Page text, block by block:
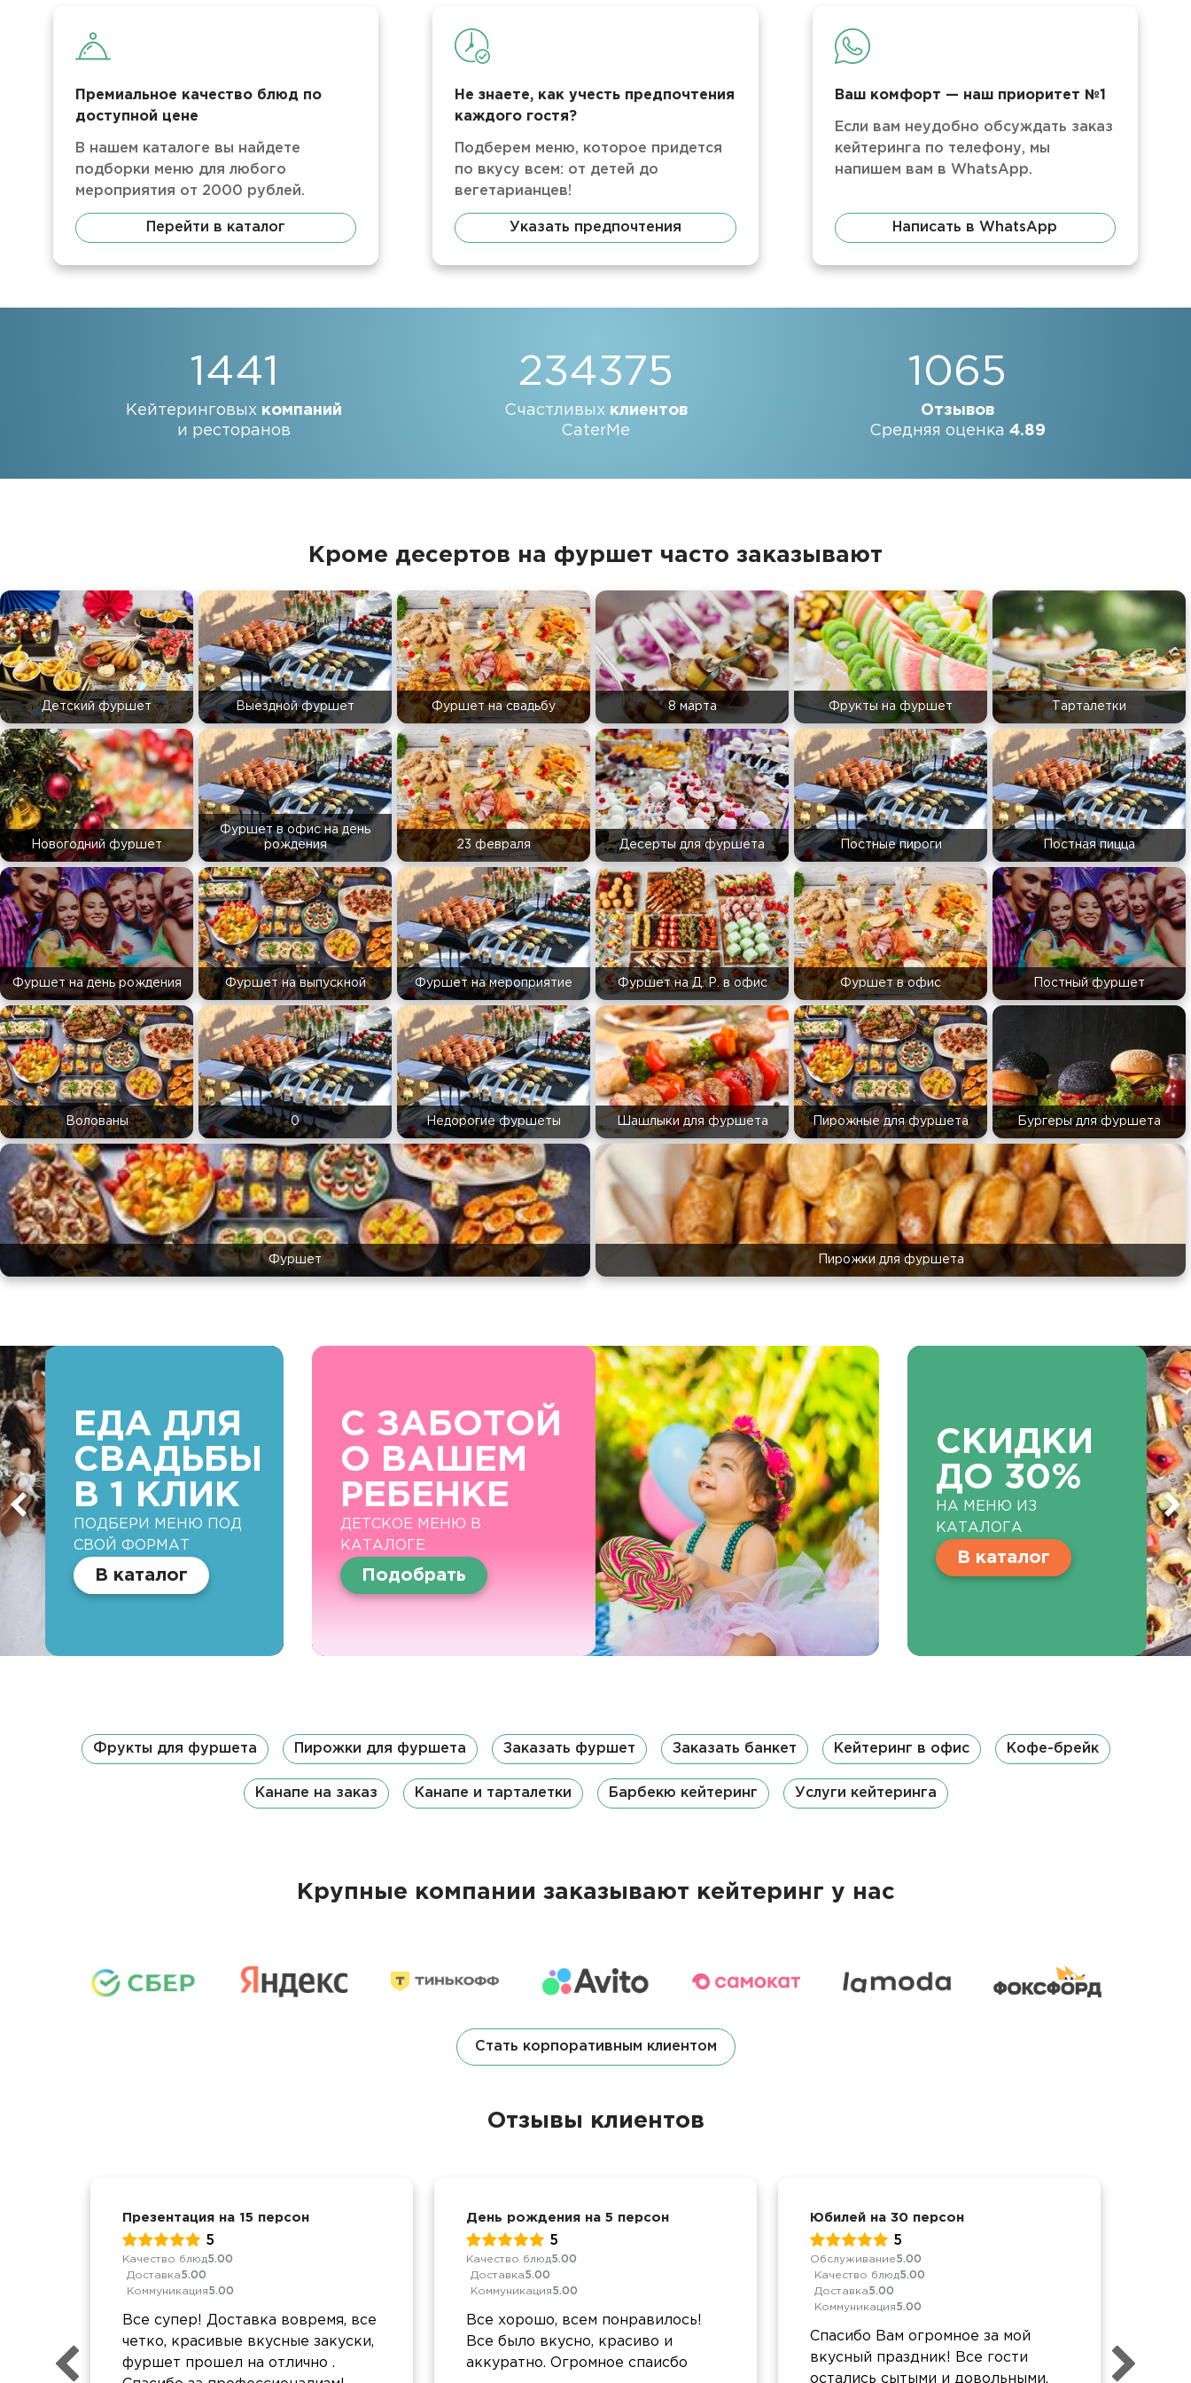
Премиальное качество блюд по
доступной цене
В нашем каталоге вы найдете
подборки меню для любого
мероприятия от 2000 рублей.
Перейти в каталог
Не знаете, как учесть предпочтения
каждого гостя?
Подберем меню, которое придется
по вкусу всем: от детей до
вегетарианцев!
Указать предпочтения
Ваш комфорт — наш приоритет №1
Если вам неудобно обсуждать заказ
кейтеринга по телефону, мы
напишем вам в WhatsApp.
Написать в WhatsApp
1441
Кейтеринговых компаний
и ресторанов
234375
Счастливых клиентов
CaterMe
1065
Отзывов
Средняя оценка 4.89
Кроме десертов на фуршет часто заказывают
Детский фуршет Выездной фуршет Фуршет на свадьбу 8 марта Фрукты на фуршет Тарталетки
Новогодний фуршет
Фуршет в офис на день
рождения
23 февраля Десерты для фуршета Постные пироги Постная пицца
Фуршет на день рождения Фуршет на выпускной Фуршет на мероприятие Фуршет на Д. Р. в офис Фуршет в офис Постный фуршет
Волованы 0 Недорогие фуршеты Шашлыки для фуршета Пирожные для фуршета Бургеры для фуршета
Фуршет Пирожки для фуршета
ЕДА ДЛЯ
СВАДЬБЫ
В 1 КЛИК
ПОДБЕРИ МЕНЮ ПОД
СВОЙ ФОРМАТ
В каталог
С ЗАБОТОЙ
О ВАШЕМ
РЕБЕНКЕ
ДЕТСКОЕ МЕНЮ В
КАТАЛОГЕ
Подобрать
СКИДКИ
ДО 30%
НА МЕНЮ ИЗ
КАТАЛОГА
В каталог
Фрукты для фуршета Пирожки для фуршета Заказать фуршет Заказать банкет Кейтеринг в офис Кофе-брейк
Канапе на заказ Канапе и тарталетки Барбекю кейтеринг Услуги кейтеринга
Крупные компании заказывают кейтеринг у нас
Стать корпоративным клиентом
Отзывы клиентов
Презентация на 15 персон
5
Качество блюд5.00
Доставка5.00
Коммуникация5.00
Все супер! Доставка вовремя, все
четко, красивые вкусные закуски,
фуршет прошел на отлично .
День рождения на 5 персон
5
Качество блюд5.00
Доставка5.00
Коммуникация5.00
Все хорошо, всем понравилось!
Все было вкусно, красиво и
аккуратно. Огромное спаисбо
Юбилей на 30 персон
5
Обслуживание5.00
Качество блюд5.00
Доставка5.00
Коммуникация5.00
Спасибо Вам огромное за мой
вкусный праздник! Все гости
остались сытыми и довольными.